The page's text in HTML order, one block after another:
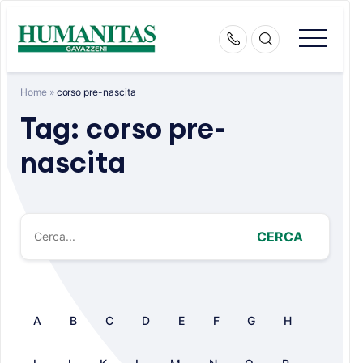
content
Home» corso pre-nascita
Tag: corso pre-
nascita
CERCA
A B C D E F G H